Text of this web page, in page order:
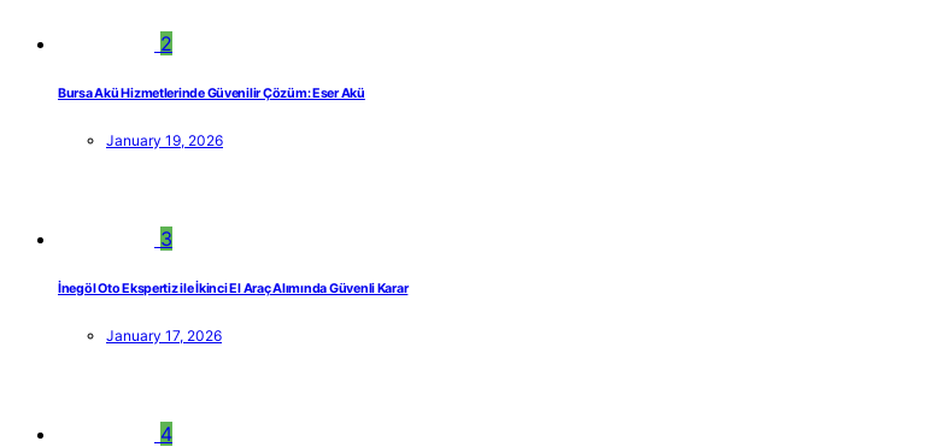
2
Bursa Akü Hizmetlerinde Güvenilir Çözüm: Eser Akü
January 19, 2026
3
İnegöl Oto Ekspertiz ile İkinci El Araç Alımında Güvenli Karar
January 17, 2026
4